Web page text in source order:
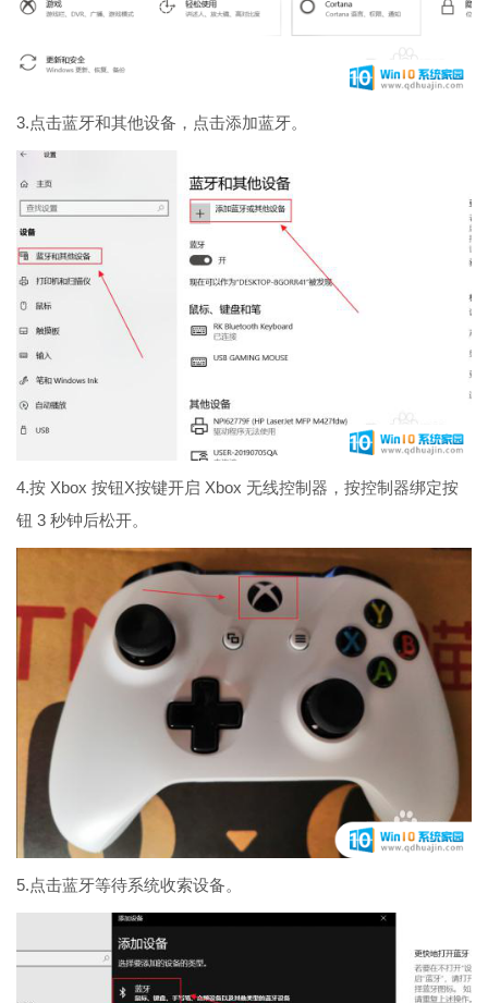
3.点击蓝牙和其他设备，点击添加蓝牙。
4.按 Xbox 按钮X按键开启 Xbox 无线控制器，按控制器绑定按
钮 3 秒钟后松开。
5.点击蓝牙等待系统收索设备。